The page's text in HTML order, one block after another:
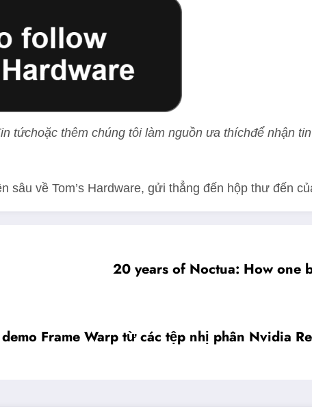
tứchoặc thêm chúng tôi làm nguồn ưa thíchđể nhận
sâu về Tom’s Hardware, gửi thẳng đến hộp thư đến
20 years of Noctua: How one
Frame Warp từ các tệp nhị phân Nvidia